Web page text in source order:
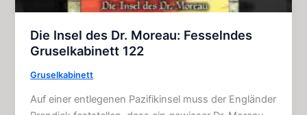
Die Insel des Dr. Moreau: Fesselndes
Gruselkabinett 122
Gruselkabinett
Auf einer entlegenen Pazifikinsel muss der Engländer